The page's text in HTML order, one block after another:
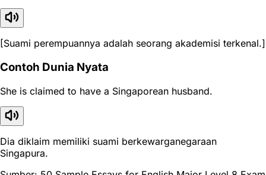
[Suami perempuannya adalah seorang akademisi terkenal.]
Contoh Dunia Nyata
She is claimed to have a Singaporean husband.
Dia diklaim memiliki suami berkewarganegaraan
Singapura.